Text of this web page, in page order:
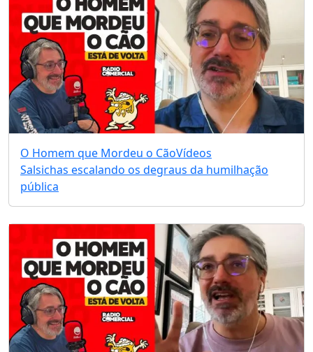
O Homem que Mordeu o CãoVídeos
Salsichas escalando os degraus da humilhação
pública